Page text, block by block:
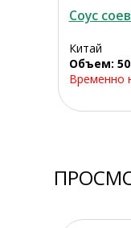
Соус
Китай
Объем:
Временно